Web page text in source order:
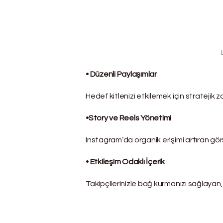
⦁ Düzenli Paylaşımlar
Hedef kitlenizi etkilemek için stratejik
⦁Story ve Reels Yönetimi
Instagram’da organik erişimi artıran
⦁ Etkileşim Odaklı İçerik
Takipçilerinizle bağ kurmanızı